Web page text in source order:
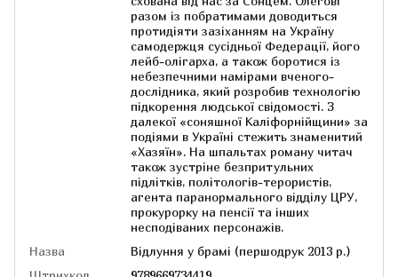
разом із побратимами доводиться
протидіяти зазіханням на Україну
самодержця сусідньої Федерації, його
лейб-олігарха, а також боротися із
небезпечними намірами вченого-
дослідника, який розробив технологію
підкорення людської свідомості. З
далекої «соняшної Каліфорнійщини» за
подіями в Україні стежить знаменитий
«Хазяїн». На шпальтах роману читач
також зустріне безпритульних
підлітків, політологів-терористів,
агента паранормального відділу ЦРУ,
прокурорку на пенсії та інших
несподіваних персонажів.
Назва
Відлуння у брамі (першодрук 2013 р.)